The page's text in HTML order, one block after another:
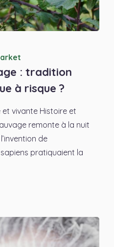
: tradition
à risque ?
vivante Histoire et
remonte à la nuit
de
pratiquaient la